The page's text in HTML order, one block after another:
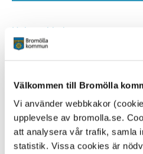
Välkommen till Bromölla
Vi använder webbkakor
upplevelse av bromolla.se.
att analysera vår trafik, samla
statistik. Vissa cookies är
Hela webbplatsen
Alla platser